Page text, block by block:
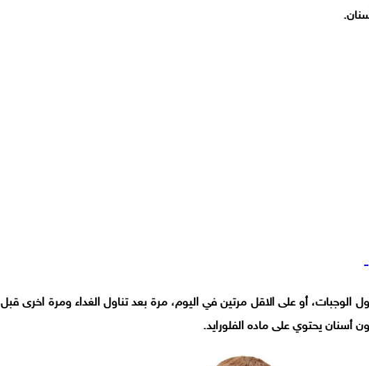
الوجبات، أو على الاقل مرتين في اليوم، مرة بعد تناول الغداء ومرة اخرى قبل
يحتوي على ماده الفلورايد.